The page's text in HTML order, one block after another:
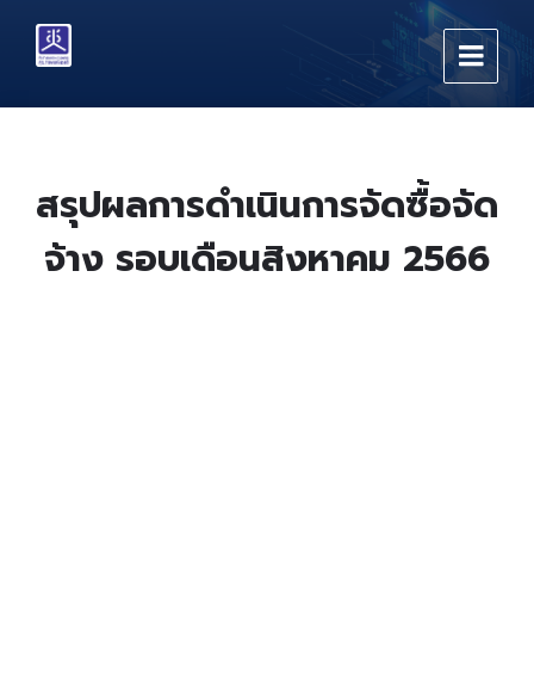
content
main
footer
สรุปผลการดำเนินการจัดซื้อจัด
จ้าง รอบเดือนสิงหาคม 2566